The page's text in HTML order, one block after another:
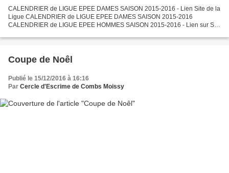
CALENDRIER de LIGUE EPEE DAMES SAISON 2015-2016 - Lien Site de la
Ligue CALENDRIER de LIGUE EPEE DAMES SAISON 2015-2016
CALENDRIER de LIGUE EPEE HOMMES SAISON 2015-2016 - Lien sur Site
CALENDRIER...
Coupe de Noêl
Publié le 15/12/2016 à 16:16
Par Cercle d'Escrime de Combs Moissy